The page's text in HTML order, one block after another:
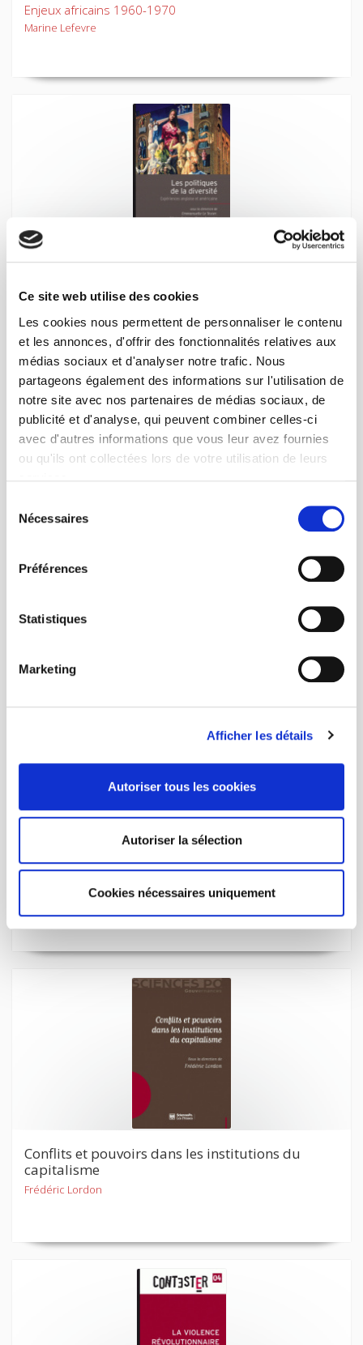
Ce site web utilise des cookies
Les cookies nous permettent de personnaliser le contenu
et les annonces, d'offrir des fonctionnalités relatives aux
médias sociaux et d'analyser notre trafic. Nous
partageons également des informations sur l'utilisation de
notre site avec nos partenaires de médias sociaux, de
publicité et d'analyse, qui peuvent combiner celles-ci
avec d'autres informations que vous leur avez fournies
ou qu'ils ont collectées lors de votre utilisation de leurs
Nécessaires
Préférences
Statistiques
Marketing
Afficher les détails
Autoriser tous les cookies
Autoriser la sélection
Cookies nécessaires uniquement
Enjeux africains 1960-1970
Marine Lefevre
Expériences anglaise et américaine
Emmanuelle Le Texier, Olivier Esteves
De l'Amérique ordinaire à l'État secret
Les Tribunes de la santé - Sève n° 19, été 2008
Les États-Unis et la santé
Conflits et pouvoirs dans les institutions du
capitalisme
Frédéric Lordon